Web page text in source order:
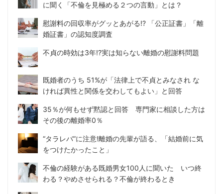
に聞く「不倫を見極める２つの言動」とは？
慰謝料の回収率がグッとあがる!? 「公正証書」「離
婚証書」の認知度調査
不貞の時効は3年!?実は知らない離婚の慰謝料問題
既婚者のうち 51%が「法律上で不貞とみなされ な
ければ異性と関係を交わしてもよい」と回答
35％が何もせず黙認と回答 専門家に相談した方は
その後の離婚率0％
“タラレバ”に注意!離婚の先輩が語る、「結婚前に気
をつけたかったこと」
不倫の経験がある既婚男女100人に聞いた いつ終
わる？やめさせられる？不倫が終わるとき